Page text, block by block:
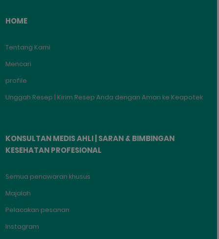
HOME
Tentang Kami
Mencari
profile
Unggah Resep | Kirim Resep Anda dengan Aman ke Keapotek
KONSULTAN MEDIS AHLI | SARAN & BIMBINGAN
KESEHATAN PROFESIONAL
Semua penawaran khusus
Majalah
Pelacakan pesanan
Instagram